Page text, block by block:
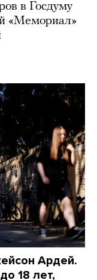
в Госдуму
«Мемориал»
Ардей.
18 лет,